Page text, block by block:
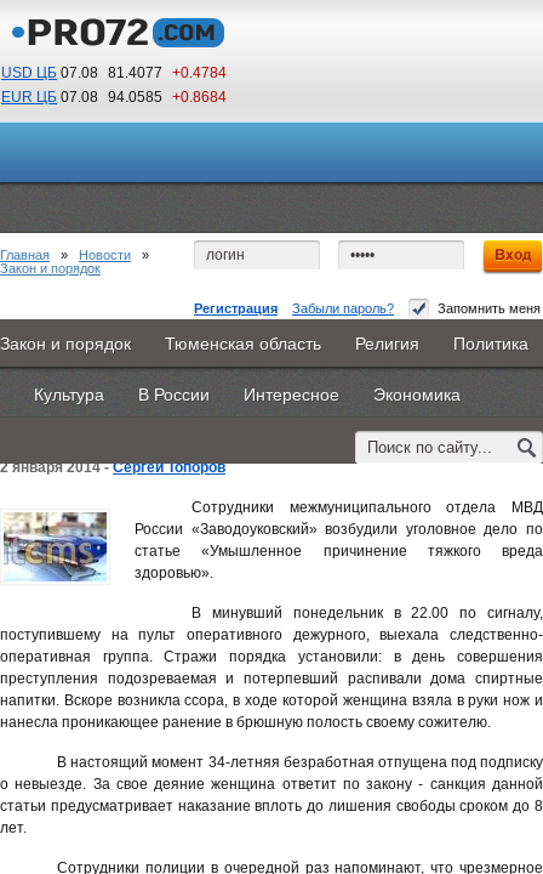
USD ЦБ 07.08 81.4077
+0.4784
EUR ЦБ 07.08 94.0585 +0.8684
03 21
По Гринвичу (GMT +5)
Регистрация Забыли пароль? Запомнить меня
Главная Новости Объявления КНИГИ ВестиNet
Каталоги 9PS Прочее
Закон и порядок Тюменская область Религия Политика
Культура В России Интересное Экономика
Главная » Новости »
Закон и порядок
Заводоуковские полицейские привлекли у
уголовной ответственности женщину,
ударившую ножом своего сожителя
2 января 2014 -Сергей Топоров
Сотрудники межмуниципального отдела МВД
России «Заводоуковский» возбудили уголовное дело по
статье «Умышленное причинение тяжкого вреда
здоровью».
В минувший понедельник в 22.00 по сигналу,
поступившему на пульт оперативного дежурного, выехала следственно-
оперативная группа. Стражи порядка установили: в день совершения
преступления подозреваемая и потерпевший распивали дома спиртные
напитки. Вскоре возникла ссора, в ходе которой женщина взяла в руки нож и
нанесла проникающее ранение в брюшную полость своему сожителю.
В настоящий момент 34-летняя безработная отпущена под подписку
о невыезде. За свое деяние женщина ответит по закону - санкция данной
статьи предусматривает наказание вплоть до лишения свободы сроком до 8
лет.
Сотрудники полиции в очередной раз напоминают, что чрезмерное